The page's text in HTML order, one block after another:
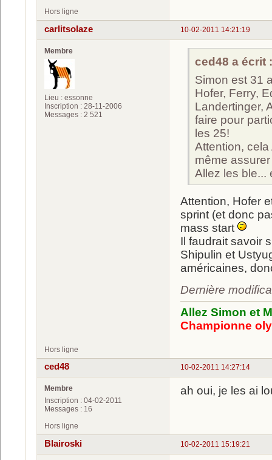
Hors ligne
10-02-2011 14:21:19
carlitsolaze
Membre
Lieu : essonne
Inscription : 28-11-2006
Messages : 2 521
ced48 a écrit :
Simon est 31
Hofer, Ferry,
Landertinger,
faire pour
les 25!
Attention,
même
Allez les ble...
Attention, Hofer
sprint (et donc
mass start
Il faudrait savoir
Shipulin et
américaines,
Dernière
Allez Simon et
Championne
Hors ligne
10-02-2011 14:27:14
ced48
Membre
Inscription : 04-02-2011
Messages : 16
ah oui, je les ai
Hors ligne
10-02-2011 15:19:21
Blairoski